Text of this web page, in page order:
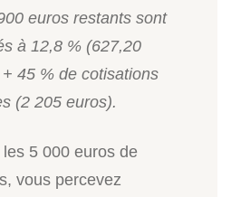
euros restants sont
à 12,8 % (627,20
45 % de cotisations
(2 205 euros).
5 000 euros de
vous percevez